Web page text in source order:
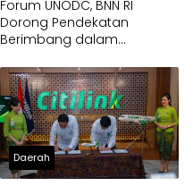
Forum UNODC, BNN RI
Dorong Pendekatan
Berimbang dalam
Daerah